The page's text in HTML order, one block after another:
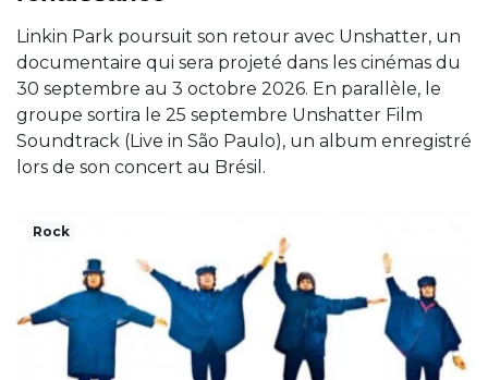
Linkin Park poursuit son retour avec Unshatter, un
documentaire qui sera projeté dans les cinémas du
30 septembre au 3 octobre 2026. En parallèle, le
groupe sortira le 25 septembre Unshatter Film
Soundtrack (Live in São Paulo), un album enregistré
lors de son concert au Brésil.
Rock